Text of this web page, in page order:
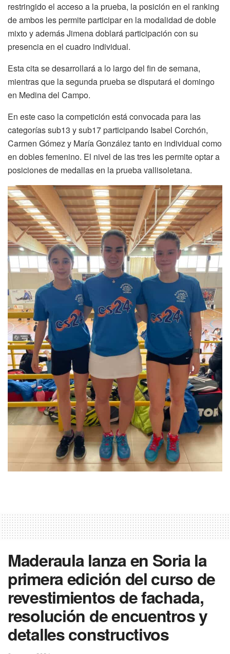
restringido el acceso a la prueba, la posición en el ranking
de ambos les permite participar en la modalidad de doble
mixto y además Jimena doblará participación con su
presencia en el cuadro individual.
Esta cita se desarrollará a lo largo del fin de semana,
mientras que la segunda prueba se disputará el domingo
en Medina del Campo.
En este caso la competición está convocada para las
categorías sub13 y sub17 participando Isabel Corchón,
Carmen Gómez y María González tanto en individual como
en dobles femenino. El nivel de las tres les permite optar a
posiciones de medallas en la prueba vallisoletana.
Maderaula lanza en Soria la
primera edición del curso de
revestimientos de fachada,
resolución de encuentros y
detalles constructivos